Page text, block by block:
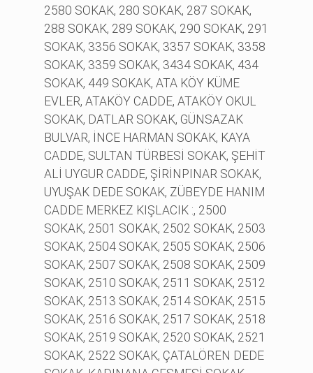
2580 SOKAK, 280 SOKAK, 287 SOKAK,
288 SOKAK, 289 SOKAK, 290 SOKAK, 291
SOKAK, 3356 SOKAK, 3357 SOKAK, 3358
SOKAK, 3359 SOKAK, 3434 SOKAK, 434
SOKAK, 449 SOKAK, ATA KÖY KÜME
EVLER, ATAKÖY CADDE, ATAKÖY OKUL
SOKAK, DATLAR SOKAK, GÜNSAZAK
BULVAR, İNCE HARMAN SOKAK, KAYA
CADDE, SULTAN TÜRBESİ SOKAK, ŞEHİT
ALİ UYGUR CADDE, ŞİRİNPINAR SOKAK,
UYUŞAK DEDE SOKAK, ZÜBEYDE HANIM
CADDE MERKEZ KIŞLACIK :, 2500
SOKAK, 2501 SOKAK, 2502 SOKAK, 2503
SOKAK, 2504 SOKAK, 2505 SOKAK, 2506
SOKAK, 2507 SOKAK, 2508 SOKAK, 2509
SOKAK, 2510 SOKAK, 2511 SOKAK, 2512
SOKAK, 2513 SOKAK, 2514 SOKAK, 2515
SOKAK, 2516 SOKAK, 2517 SOKAK, 2518
SOKAK, 2519 SOKAK, 2520 SOKAK, 2521
SOKAK, 2522 SOKAK, ÇATALÖREN DEDE